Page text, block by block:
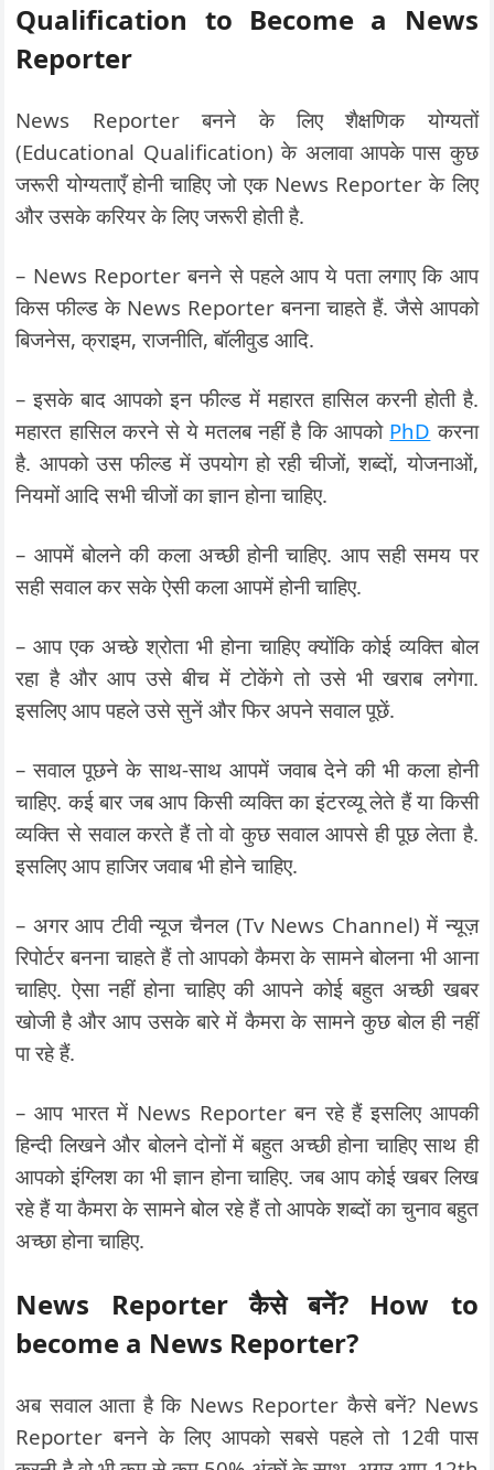
Qualification to Become a News
Reporter
News Reporter बनने के लिए शैक्षणिक योग्यतों
(Educational Qualification) के अलावा आपके पास कुछ
जरूरी योग्यताएँ होनी चाहिए जो एक News Reporter के लिए
और उसके करियर के लिए जरूरी होती है.
– News Reporter बनने से पहले आप ये पता लगाए कि आप
किस फील्ड के News Reporter बनना चाहते हैं. जैसे आपको
बिजनेस, क्राइम, राजनीति, बॉलीवुड आदि.
– इसके बाद आपको इन फील्ड में महारत हासिल करनी होती है.
महारत हासिल करने से ये मतलब नहीं है कि आपको PhD करना
है. आपको उस फील्ड में उपयोग हो रही चीजों, शब्दों, योजनाओं,
नियमों आदि सभी चीजों का ज्ञान होना चाहिए.
– आपमें बोलने की कला अच्छी होनी चाहिए. आप सही समय पर
सही सवाल कर सके ऐसी कला आपमें होनी चाहिए.
– आप एक अच्छे श्रोता भी होना चाहिए क्योंकि कोई व्यक्ति बोल
रहा है और आप उसे बीच में टोकेंगे तो उसे भी खराब लगेगा.
इसलिए आप पहले उसे सुनें और फिर अपने सवाल पूछें.
– सवाल पूछने के साथ-साथ आपमें जवाब देने की भी कला होनी
चाहिए. कई बार जब आप किसी व्यक्ति का इंटरव्यू लेते हैं या किसी
व्यक्ति से सवाल करते हैं तो वो कुछ सवाल आपसे ही पूछ लेता है.
इसलिए आप हाजिर जवाब भी होने चाहिए.
– अगर आप टीवी न्यूज चैनल (Tv News Channel) में न्यूज़
रिपोर्टर बनना चाहते हैं तो आपको कैमरा के सामने बोलना भी आना
चाहिए. ऐसा नहीं होना चाहिए की आपने कोई बहुत अच्छी खबर
खोजी है और आप उसके बारे में कैमरा के सामने कुछ बोल ही नहीं
पा रहे हैं.
– आप भारत में News Reporter बन रहे हैं इसलिए आपकी
हिन्दी लिखने और बोलने दोनों में बहुत अच्छी होना चाहिए साथ ही
आपको इंग्लिश का भी ज्ञान होना चाहिए. जब आप कोई खबर लिख
रहे हैं या कैमरा के सामने बोल रहे हैं तो आपके शब्दों का चुनाव बहुत
अच्छा होना चाहिए.
News Reporter कैसे बनें? How to
become a News Reporter?
अब सवाल आता है कि News Reporter कैसे बनें? News
Reporter बनने के लिए आपको सबसे पहले तो 12वी पास